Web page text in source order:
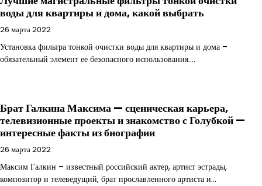
воды для квартиры и дома, какой выбрать
26 марта 2022
Установка фильтра тонкой очистки воды для квартиры и дома –
обязательный элемент ее безопасного использования.…
Брат Галкина Максима — сценическая карьера,
телевизионные проекты и знакомство с Голубкой —
интересные факты из биографии
26 марта 2022
Максим Галкин – известный российский актер, артист эстрады,
композитор и телеведущий, брат прославленного артиста и…